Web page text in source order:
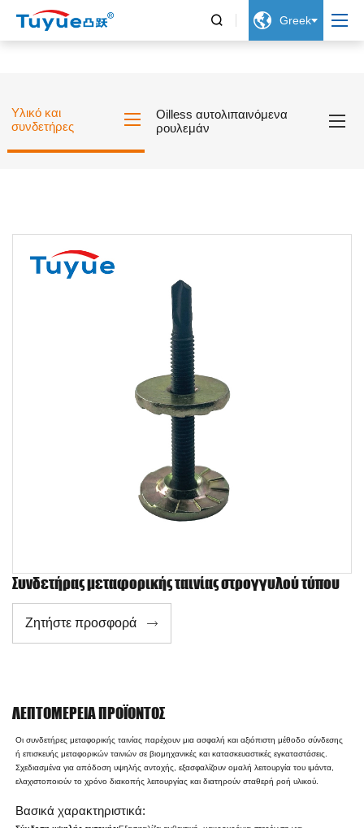
  Greek
Υλικό και
συνδετήρες
Oilless αυτολιπαινόμενα
ρουλεμάν
Συνδετήρας μεταφορικής ταινίας στρογγυλού τύπου
Ζητήστε προσφορά 
ΛΕΠΤΟΜΈΡΕΙΑ ΠΡΟΪΌΝΤΟΣ
Οι συνδετήρες μεταφορικής ταινίας παρέχουν μια ασφαλή και αξιόπιστη μέθοδο σύνδεσης
ή επισκευής μεταφορικών ταινιών σε βιομηχανικές και κατασκευαστικές εγκαταστάσεις.
Σχεδιασμένα για απόδοση υψηλής αντοχής, εξασφαλίζουν ομαλή λειτουργία του ιμάντα,
ελαχιστοποιούν το χρόνο διακοπής λειτουργίας και διατηρούν σταθερή ροή υλικού.
Βασικά χαρακτηριστικά: